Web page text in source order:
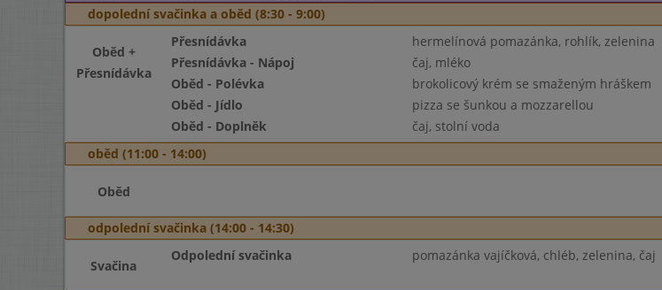
dopolední svačinka a oběd (8:30 - 9:00)
Oběd +
Přesnídávka
Přesnídávka hermelínová pomazánka, rohlík, zelenina
Přesnídávka - Nápoj
čaj, mléko
Oběd - Polévka
brokolicový krém se smaženým hráškem
Oběd - Jídlo
pizza se šunkou a mozzarellou
Oběd - Doplněk
čaj, stolní voda
oběd (11:00 - 14:00)
Oběd
odpolední svačinka (14:00 - 14:30)
Svačina
Odpolední svačinka pomazánka vajíčková, chléb, zelenina, čaj